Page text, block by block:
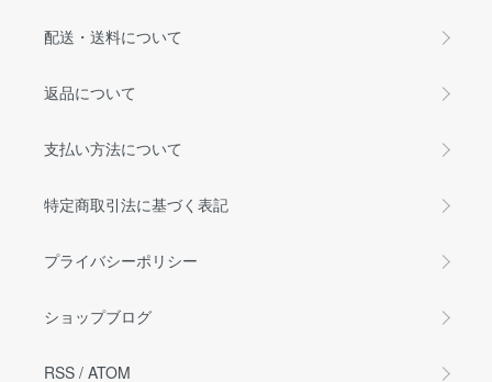
配送・送料について
返品について
支払い方法について
特定商取引法に基づく表記
プライバシーポリシー
ショップブログ
RSS / ATOM